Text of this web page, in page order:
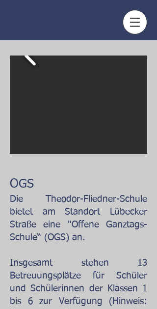
OGS
Die Theodor-Fliedner-Schule
bietet am Standort Lübecker
Straße eine "Offene Ganztags-
Schule“ (OGS) an.
Insgesamt stehen 13
Betreuungsplätze für Schüler
und Schülerinnen der Klassen 1
bis 6 zur Verfügung (Hinweis: